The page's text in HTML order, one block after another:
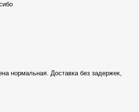
нормальная. Доставка без задержек,